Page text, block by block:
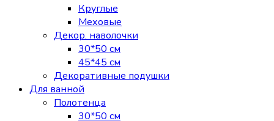
Круглые
Меховые
Декор. наволочки
30*50 см
45*45 см
Декоративные подушки
Для ванной
Полотенца
30*50 см